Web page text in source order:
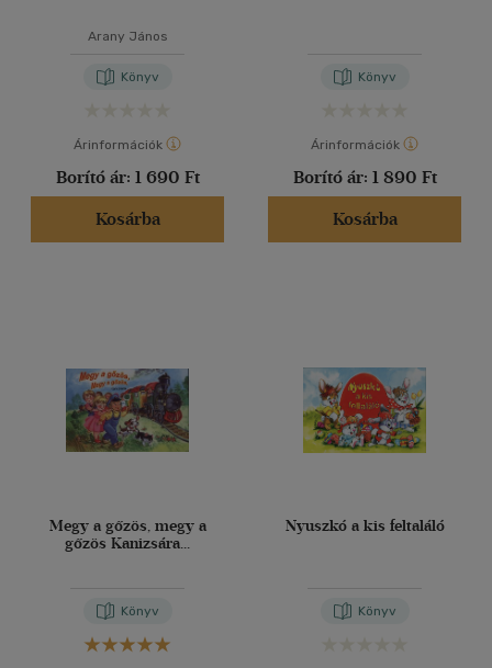
Arany János
Könyv
Árinformációk
Borító ár: 1 690 Ft
Kosárba
Könyv
Árinformációk
Borító ár: 1 890 Ft
Kosárba
Megy a gőzös, megy a
gőzös Kanizsára...
Könyv
Nyuszkó a kis feltaláló
Könyv